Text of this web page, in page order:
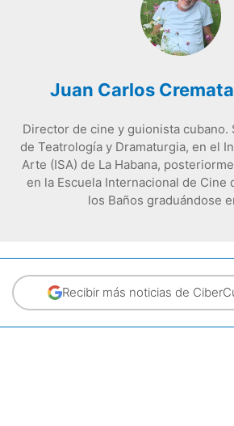
Juan Carlos
Director de cine y guionista cubano.
de Teatrología y Dramaturgia, en el
Arte (ISA) de La Habana,
en la Escuela Internacional de Cine
los Baños graduándose
Recibir más noticias de